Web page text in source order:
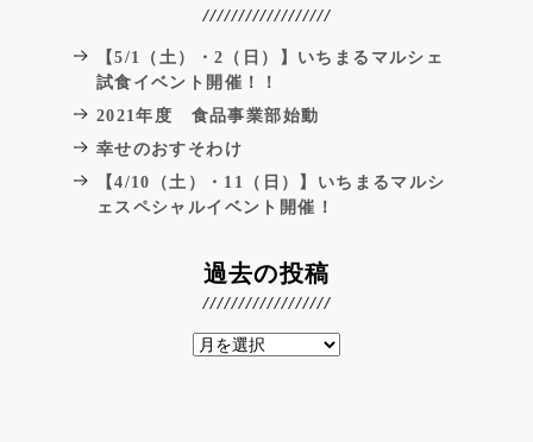
【5/1（土）・2（日）】いちまるマルシェ
試食イベント開催！！
2021年度 食品事業部始動
幸せのおすそわけ
【4/10（土）・11（日）】いちまるマルシ
ェスペシャルイベント開催！
過去の投稿